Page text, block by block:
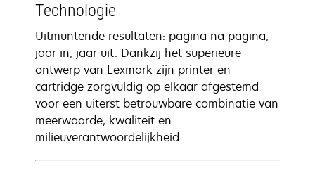
Technologie
Uitmuntende resultaten: pagina na pagina,
jaar in, jaar uit. Dankzij het superieure
ontwerp van Lexmark zijn printer en
cartridge zorgvuldig op elkaar afgestemd
voor een uiterst betrouwbare combinatie van
meerwaarde, kwaliteit en
milieuverantwoordelijkheid.